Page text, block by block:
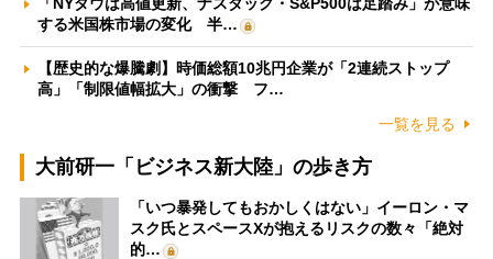
する米国株市場の変化 半…
【歴史的な爆騰劇】時価総額10兆円企業が「2連続ストップ
高」「制限値幅拡大」の衝撃 フ…
一覧を見る
大前研一「ビジネス新大陸」の歩き方
「いつ暴発してもおかしくはない」イーロン・マ
スク氏とスペースXが抱えるリスクの数々「絶対
的…